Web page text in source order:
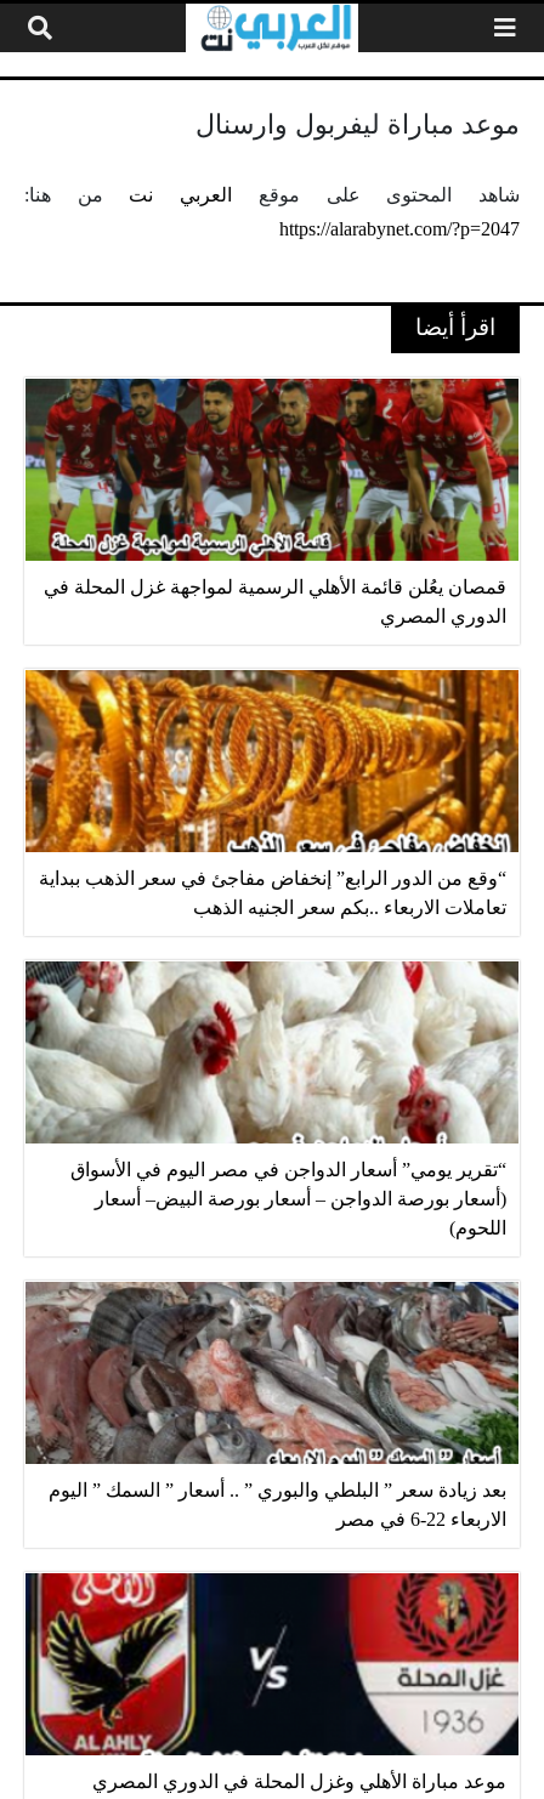
موعد مباراة ليفربول وارسنال
شاهد المحتوى على موقع العربي نت من هنا:
https://alarabynet.com/?p=2047
اقرأ أيضا
قمصان يعُلن قائمة الأهلي الرسمية لمواجهة غزل المحلة في
الدوري المصري
“وقع من الدور الرابع” إنخفاض مفاجئ في سعر الذهب ببداية
تعاملات الاربعاء ..بكم سعر الجنيه الذهب
“تقرير يومي” أسعار الدواجن في مصر اليوم في الأسواق
(أسعار بورصة الدواجن – أسعار بورصة البيض– أسعار
اللحوم)
بعد زيادة سعر ” البلطي والبوري ” .. أسعار ” السمك ” اليوم
الاربعاء 22-6 في مصر
موعد مباراة الأهلي وغزل المحلة في الدوري المصري